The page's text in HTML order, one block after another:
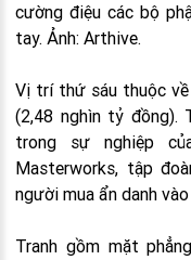
cường điệu các bộ
tay. Ảnh: Arthive.
Vị trí thứ sáu thuộc
(2,48 nghìn tỷ đồng).
trong sự nghiệp
Masterworks, tập
người mua ẩn danh
Tranh gồm mặt